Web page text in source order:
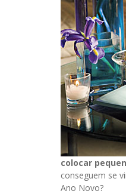
colocar
conseguem se
Ano Novo?